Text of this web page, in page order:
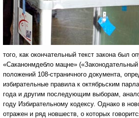
того, как окончательный текст закона был
«Саканонмдебло мацне»
положений 108-страничного документа,
избирательные правила к октябрьским
года и другим последующим выборам,
году Избирательному кодексу. Однако в
отражен и ряд новшеств, о которых